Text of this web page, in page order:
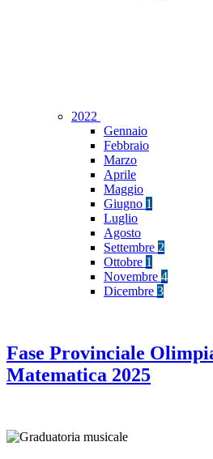
2022
Gennaio
Febbraio
Marzo
Aprile
Maggio
Giugno 1
Luglio
Agosto
Settembre 2
Ottobre 1
Novembre 4
Dicembre 3
Fase Provinciale
Matematica 2025